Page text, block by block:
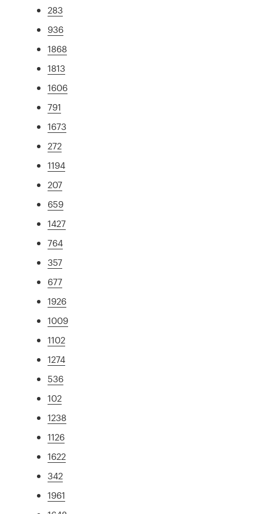
283
936
1868
1813
1606
791
1673
272
1194
207
659
1427
764
357
677
1926
1009
1102
1274
536
102
1238
1126
1622
342
1961